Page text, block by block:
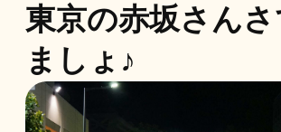
東京の赤坂さんさ
ましょ♪